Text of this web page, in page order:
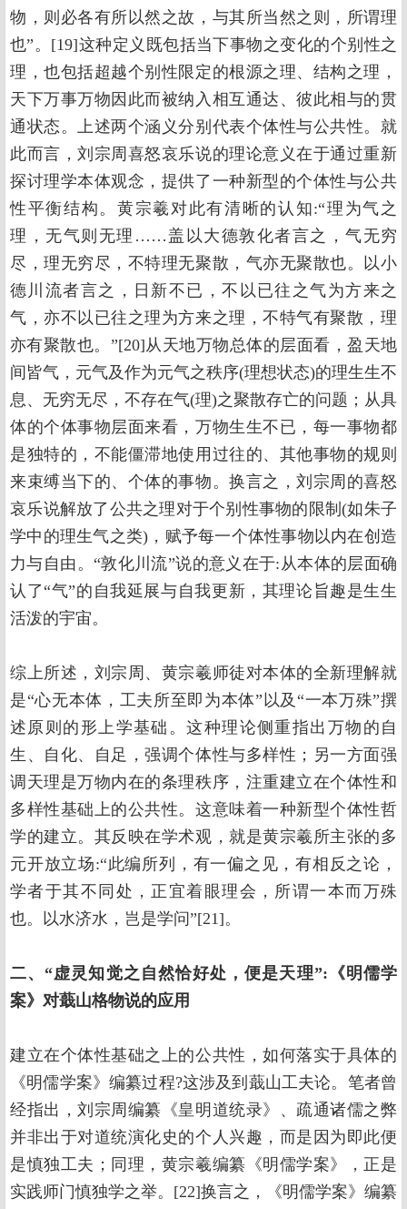
物，则必各有所以然之故，与其所当然之则，所谓理
也”。[19]这种定义既包括当下事物之变化的个别性之
理，也包括超越个别性限定的根源之理、结构之理，
天下万事万物因此而被纳入相互通达、彼此相与的贯
通状态。上述两个涵义分别代表个体性与公共性。就
此而言，刘宗周喜怒哀乐说的理论意义在于通过重新
探讨理学本体观念，提供了一种新型的个体性与公共
性平衡结构。黄宗羲对此有清晰的认知:“理为气之
理，无气则无理……盖以大德敦化者言之，气无穷
尽，理无穷尽，不特理无聚散，气亦无聚散也。以小
德川流者言之，日新不已，不以已往之气为方来之
气，亦不以已往之理为方来之理，不特气有聚散，理
亦有聚散也。”[20]从天地万物总体的层面看，盈天地
间皆气，元气及作为元气之秩序(理想状态)的理生生不
息、无穷无尽，不存在气(理)之聚散存亡的问题；从具
体的个体事物层面来看，万物生生不已，每一事物都
是独特的，不能僵滞地使用过往的、其他事物的规则
来束缚当下的、个体的事物。换言之，刘宗周的喜怒
哀乐说解放了公共之理对于个别性事物的限制(如朱子
学中的理生气之类)，赋予每一个体性事物以内在创造
力与自由。“敦化川流”说的意义在于:从本体的层面确
认了“气”的自我延展与自我更新，其理论旨趣是生生
活泼的宇宙。
综上所述，刘宗周、黄宗羲师徒对本体的全新理解就
是“心无本体，工夫所至即为本体”以及“一本万殊”撰
述原则的形上学基础。这种理论侧重指出万物的自
生、自化、自足，强调个体性与多样性；另一方面强
调天理是万物内在的条理秩序，注重建立在个体性和
多样性基础上的公共性。这意味着一种新型个体性哲
学的建立。其反映在学术观，就是黄宗羲所主张的多
元开放立场:“此编所列，有一偏之见，有相反之论，
学者于其不同处，正宜着眼理会，所谓一本而万殊
也。以水济水，岂是学问”[21]。
二、“虚灵知觉之自然恰好处，便是天理”:《明儒学
案》对蕺山格物说的应用
建立在个体性基础之上的公共性，如何落实于具体的
《明儒学案》编纂过程?这涉及到蕺山工夫论。笔者曾
经指出，刘宗周编纂《皇明道统录》、疏通诸儒之弊
并非出于对道统演化史的个人兴趣，而是因为即此便
是慎独工夫；同理，黄宗羲编纂《明儒学案》，正是
实践师门慎独学之举。[22]换言之，《明儒学案》编纂